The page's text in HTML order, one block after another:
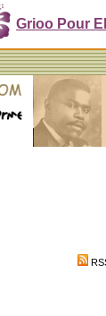
Grioo Pour